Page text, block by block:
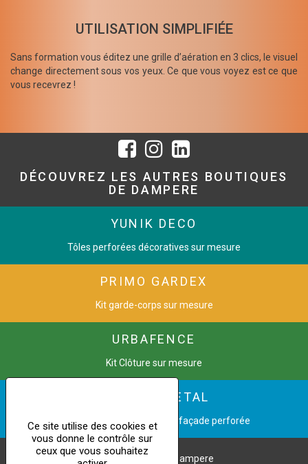
UTILISATION SIMPLIFIÉE
Sans formation vous éditez une grille d’aération en 3 clics, le visuel
change directement sous vos yeux. Ce que vous voyez est ce que
vous recevrez !
DÉCOUVREZ LES AUTRES BOUTIQUES
DE DAMPERE
YUNIK DECO
Tôles perforées décoratives sur mesure
PRIMO GARDEX
Kit garde-corps sur mesure
URBAFENCE
Kit Clôture sur mesure
CINETIC METAL
Transformez une image en façade perforée
Copyright © 2021 Dampere
Ce site utilise des cookies et
vous donne le contrôle sur
ceux que vous souhaitez